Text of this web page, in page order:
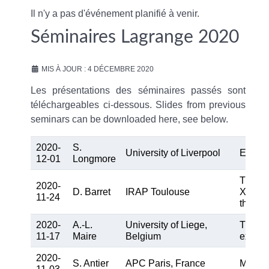
Il n'y a pas d'événement planifié à venir.
Séminaires Lagrange 2020
MIS À JOUR : 4 DÉCEMBRE 2020
Les présentations des séminaires passés sont
téléchargeables ci-dessous. Slides from previous
seminars can be downloaded here, see below.
2020-
12-01
S.
Longmore
University of Liverpool
2020-
11-24
D. Barret IRAP Toulouse
The
X-ray
the
2020-
11-17
A.-L.
Maire
University of Liege,
Belgium
The
2020-
S. Antier APC Paris, France Multi-